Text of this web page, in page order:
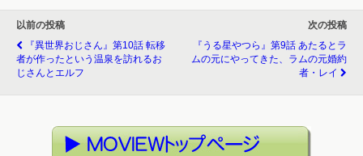
以前の投稿
『異世界おじさん』第10話 転移
者が作ったという温泉を訪れるお
じさんとエルフ
次の投稿
『うる星やつら』第9話 あたるとラ
ムの元にやってきた、ラムの元婚約
者・レイ